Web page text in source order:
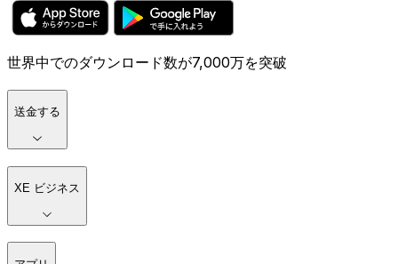
世界中でのダウンロード数が7,000万を突破
送金する
XE ビジネス